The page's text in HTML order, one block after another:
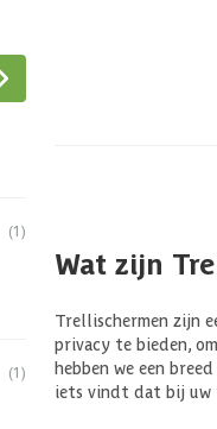
(1)
(1)
Wat zijn
Trellischermen zijn
privacy te bieden,
hebben we een
iets vindt dat bij uw